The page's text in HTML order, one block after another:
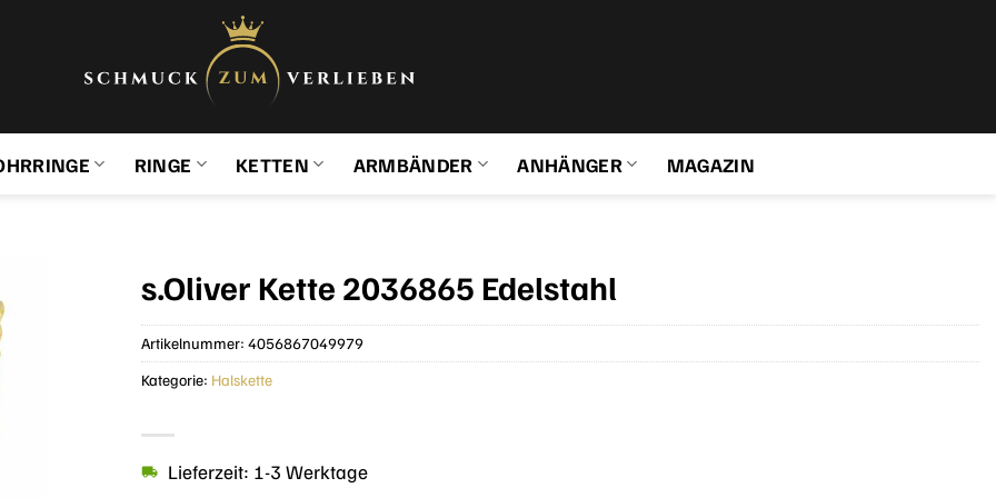
RINGE KETTEN ARMBÄNDER ANHÄNGER MAGAZIN
s.Oliver Kette 2036865 Edelstahl
Lieferzeit: 1-3 Werktage
Artikelnummer: 4056867049979
Kategorie: Halskette